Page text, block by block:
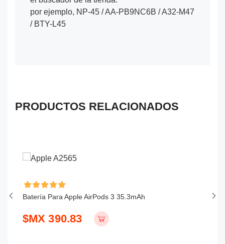
por ejemplo, NP-45 / AA-PB9NC6B / A32-M47
/ BTY-L45
PRODUCTOS RELACIONADOS
Batería Para Apple AirPods 3 35.3mAh
$MX 390.83